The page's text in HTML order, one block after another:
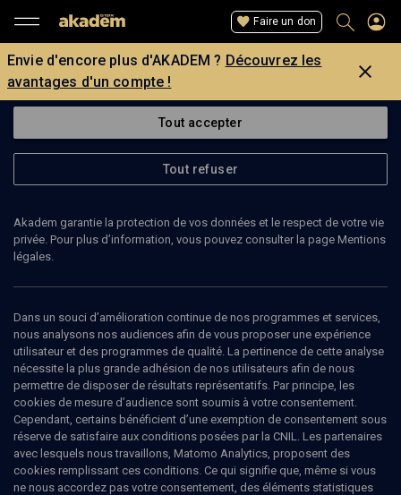
Faire un don
Envie d'encore plus d'AKADEM ? Découvrez les
avantages d'un compte !
Professeur à l'Université de Southampton
Ajouter J’aime
Tous 1 Vidéos 1
Tout accepter
Tout refuser
Akadem garantie la protection de vos données et le respect de votre vie
privée. Pour plus d’information, vous pouvez consulter la page Mentions
légales.
Dans un souci d’amélioration continue de nos programmes et services,
nous analysons nos audiences afin de vous proposer une expérience
utilisateur et des programmes de qualité. La pertinence de cette analyse
nécessite la plus grande adhésion de nos utilisateurs afin de nous
permettre de disposer de résultats représentatifs. Par principe, les
cookies de mesure d’audience sont soumis à votre consentement.
Cependant, certains bénéficient d’une exemption de consentement sous
réserve de satisfaire aux conditions posées par la CNIL. Les partenaires
avec lesquels nous travaillons, Matomo Analytics, proposent des
cookies remplissant ces conditions. Ce qui signifie que, même si vous
ne nous accordez pas votre consentement, des éléments statistiques